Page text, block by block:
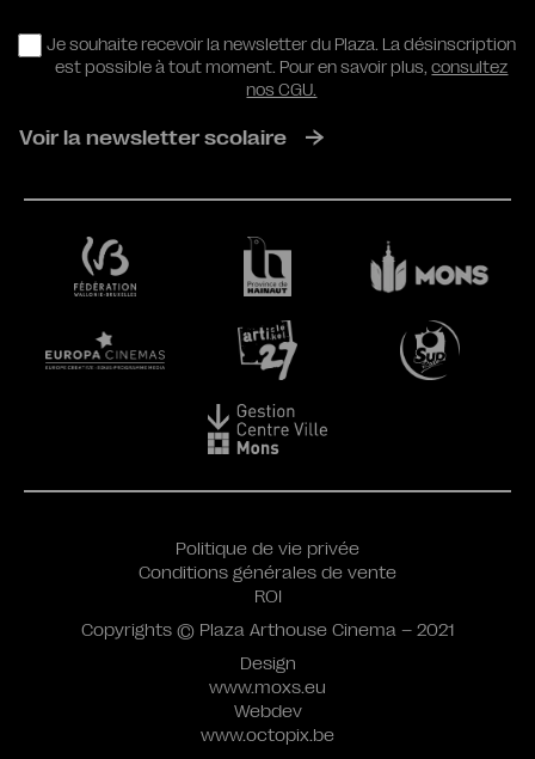
RGPD
Je souhaite recevoir la newsletter du Plaza. La désinscription
est possible à tout moment. Pour en savoir plus,consultez
nos CGU.
Voir la newsletter scolaire
Design
www.moxs.eu
Webdev
www.octopix.be
Politique de vie privée
Conditions générales de vente
ROI
Copyrights © Plaza Arthouse Cinema – 2021